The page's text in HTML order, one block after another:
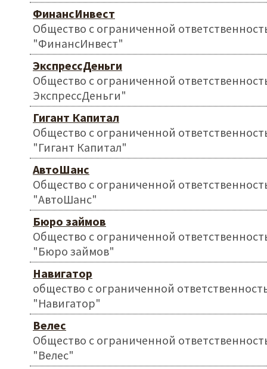
ФинансИнвест
Общество с ограниченной
"ФинансИнвест"
ЭкспрессДеньги
Общество с ограниченной
ЭкспрессДеньги"
Гигант Капитал
Общество с ограниченной
"Гигант Капитал"
АвтоШанс
Общество с ограниченной
"АвтоШанс"
Бюро займов
Общество с ограниченной
"Бюро займов"
Навигатор
общество с ограниченной
"Навигатор"
Велес
Общество с ограниченной
"Велес"